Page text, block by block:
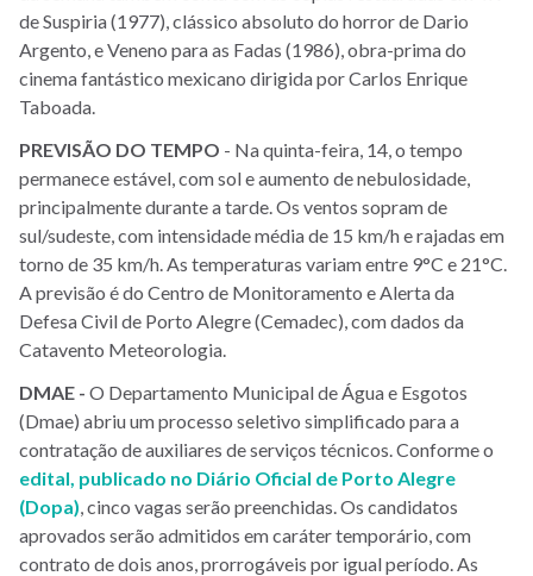
de Suspiria (1977), clássico absoluto do horror de Dario
Argento, e Veneno para as Fadas (1986), obra-prima do
cinema fantástico mexicano dirigida por Carlos Enrique
Taboada.
PREVISÃO DO TEMPO - Na quinta-feira, 14, o tempo
permanece estável, com sol e aumento de nebulosidade,
principalmente durante a tarde. Os ventos sopram de
sul/sudeste, com intensidade média de 15 km/h e rajadas em
torno de 35 km/h. As temperaturas variam entre 9°C e 21°C.
A previsão é do Centro de Monitoramento e Alerta da
Defesa Civil de Porto Alegre (Cemadec), com dados da
Catavento Meteorologia.
DMAE - O Departamento Municipal de Água e Esgotos
(Dmae) abriu um processo seletivo simplificado para a
contratação de auxiliares de serviços técnicos. Conforme o
edital, publicado no Diário Oficial de Porto Alegre
(Dopa) , cinco vagas serão preenchidas. Os candidatos
aprovados serão admitidos em caráter temporário, com
contrato de dois anos, prorrogáveis por igual período. As